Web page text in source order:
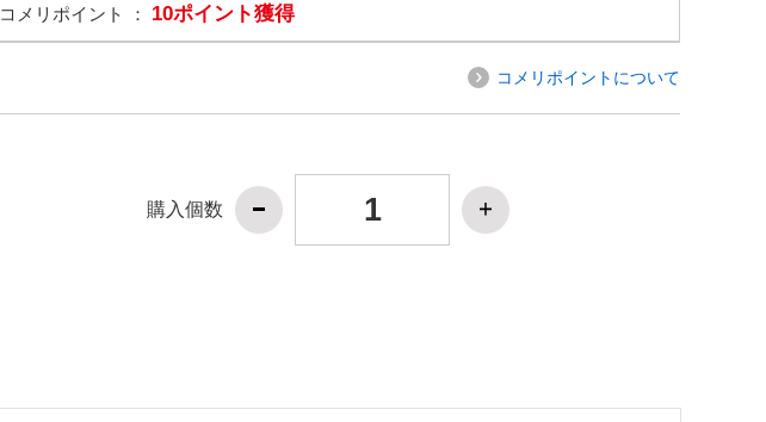
コメリポイント ： 10ポイント獲得
コメリポイントについて
購入個数